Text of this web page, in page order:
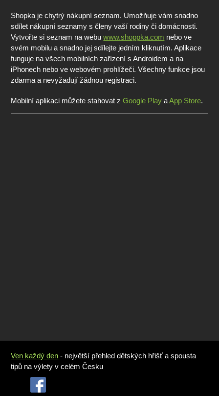
Shopka je chytrý nákupní seznam. Umožňuje vám snadno
sdílet nákupní seznamy s členy vaší rodiny či domácnosti.
Vytvořte si seznam na webuwww.shoppka.com nebo ve
svém mobilu a snadno jej sdílejte jedním kliknutím. Aplikace
funguje na všech mobilních zařízení s Androidem a na
iPhonech nebo ve webovém prohlížeči. Všechny funkce jsou
zdarma a nevyžadují žádnou registraci.
Mobilní aplikaci můžete stahovat zGoogle Play aApp Store.
Ven každý den - největší přehled dětských hřišť a spousta
tipů na výlety v celém Česku